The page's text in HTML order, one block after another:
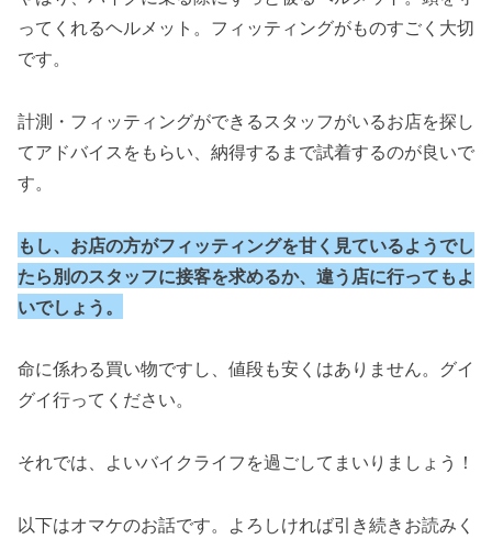
ってくれるヘルメット。フィッティングがものすごく大切
です。
計測・フィッティングができるスタッフがいるお店を探し
てアドバイスをもらい、納得するまで試着するのが良いで
す。
もし、お店の方がフィッティングを甘く見ているようでし
たら別のスタッフに接客を求めるか、違う店に行ってもよ
いでしょう。
命に係わる買い物ですし、値段も安くはありません。グイ
グイ行ってください。
それでは、よいバイクライフを過ごしてまいりましょう！
以下はオマケのお話です。よろしければ引き続きお読みく